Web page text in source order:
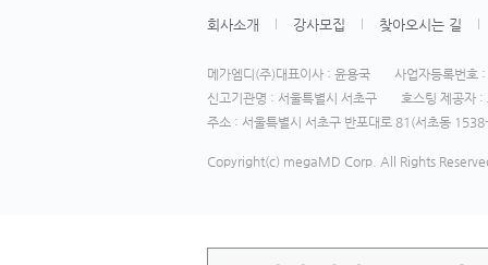
회사소개 강사모집 찾아오시는 길
메가엠디(주)대표이사 : 윤용국
사업자등록번
신고기관명 : 서울특별시 서초구
호스팅 제공자
주소 : 서울특별시 서초구 반포대로 81(서초동
Copyright(c) megaMD Corp. All Rights